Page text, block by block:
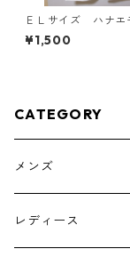
ＥＬサイズ ハナ
ーパードパンツ ナ
ワイト KAE-4159
¥1,500
CATEGORY
メンズ
トップス
レディース